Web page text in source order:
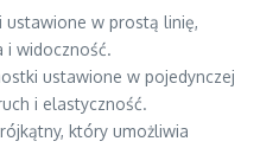
ustawione w prostą linię,
i widoczność.
ustawione w pojedynczej
i elastyczność.
który umożliwia